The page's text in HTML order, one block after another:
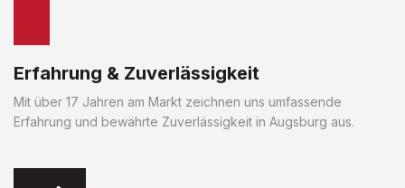
Erfahrung & Zuverlässigkeit
Mit über 17 Jahren am Markt zeichnen uns umfassende
Erfahrung und bewährte Zuverlässigkeit in Augsburg aus.